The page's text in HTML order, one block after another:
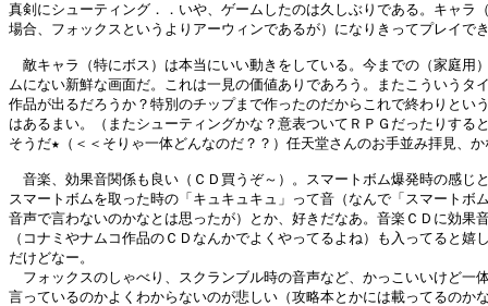
真剣にシューティング．．いや、ゲームしたのは久しぶりである。キャラ
場合、フォックスというよりアーウィンであるが）になりきってプレイで
敵キャラ（特にボス）は本当にいい動きをしている。今までの（家庭用
ムにない新鮮な画面だ。これは一見の価値ありであろう。またこういうタ
作品が出るだろうか？特別のチップまで作ったのだからこれで終わりとい
はあるまい。（またシューティングかな？意表ついてＲＰＧだったりする
そうだ★（＜＜そりゃ一体どんなのだ？？）任天堂さんのお手並み拝見、か
音楽、効果音関係も良い（ＣＤ買うぞ～）。スマートボム爆発時の感じ
スマートボムを取った時の「キュキュキュ」って音（なんで「スマートボ
音声で言わないのかなとは思ったが）とか、好きだなあ。音楽ＣＤに効果
（コナミやナムコ作品のＣＤなんかでよくやってるよね）も入ってると嬉
だけどなー。
フォックスのしゃべり、スクランブル時の音声など、かっこいいけど一
言っているのかよくわからないのが悲しい（攻略本とかには載ってるのか